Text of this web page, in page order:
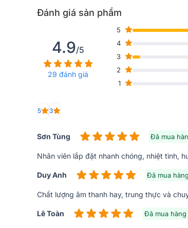
Loa karaoke JBL CV1570
Loa karaoke JBL
CV1570 gây ấn tượng
đứng đơn giản mà hiện đại, khỏe khoắn
Đánh giá sản phẩm
4.9/5
29 đánh giá
5
4
3
2
1
5 3
Sơn Tùng Đã mua
Nhân viên lắp đặt nhanh chóng, nhiệt tình,
Duy Anh Đã mua hàng
Chất lượng âm thanh hay, trung thực và
Lê Toàn Đã mua hàng